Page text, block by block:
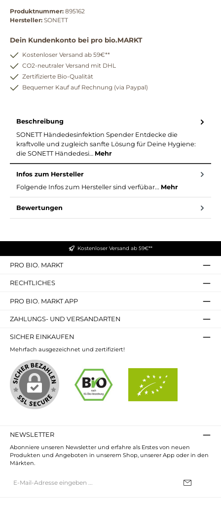
Produktnummer: 895162
Hersteller: SONETT
Dein Kundenkonto bei pro bio.MARKT
Kostenloser Versand ab 59€**
CO2-neutraler Versand mit DHL
Zertifizierte Bio-Qualität
Bequemer Kauf auf Rechnung (via Paypal)
Beschreibung
SONETT Händedesinfektion Spender Entdecke die
kraftvolle und zugleich sanfte Lösung für Deine Hygiene:
die SONETT Händedesi… Mehr
Infos zum Hersteller
Folgende Infos zum Hersteller sind verfübar... Mehr
Bewertungen
Kostenloser Versand ab 59€**
PRO BIO. MARKT
RECHTLICHES
PRO BIO. MARKT APP
ZAHLUNGS- UND VERSANDARTEN
SICHER EINKAUFEN
Mehrfach ausgezeichnet und zertifiziert!
NEWSLETTER
Abonniere unseren Newsletter und erfahre als Erstes von neuen
Produkten und Angeboten in unserem Shop, unserer App oder in den
Märkten.
Mail-